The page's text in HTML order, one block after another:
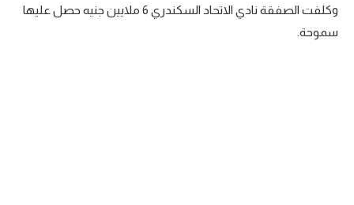
أقسام خاصة
Gamers
وكلفت الصفقة نادي الاتحاد السكندري 6 ملايين جنيه حصل عليها
سموحة.